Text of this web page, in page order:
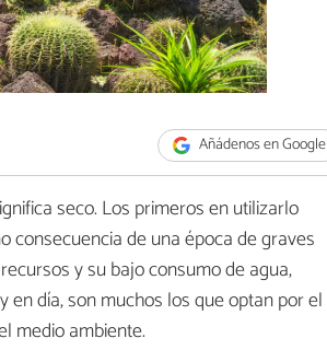
Añádenos en Google
seco. Los primeros en utilizarlo
consecuencia de una época de graves
y su bajo consumo de agua,
día, son muchos los que optan por el
medio ambiente.